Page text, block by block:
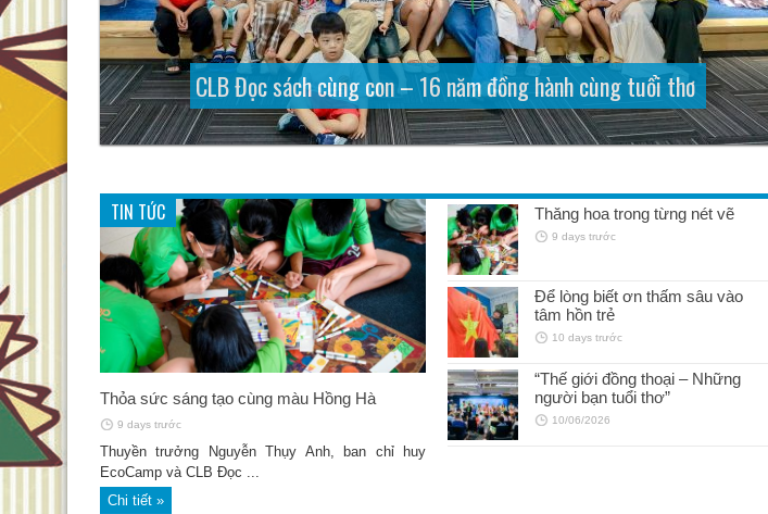
Thỏa sức sáng tạo cùng màu Hồng Hà
Thăng hoa trong từng nét vẽ
Để lòng biết ơn thấm sâu vào tâm hồn trẻ
“Thế giới đồng thoại – Những người bạn tuổi thơ”
CLB Đọc sách cùng con – 16 năm đồng hành cùng tuổi thơ
TIN TỨC
Thỏa sức sáng tạo cùng màu Hồng Hà
9 days trước
Thuyền trưởng Nguyễn Thụy Anh, ban chỉ huy
EcoCamp và CLB Đọc ...
Chi tiết »
Thăng hoa trong từng nét vẽ
9 days trước
Để lòng biết ơn thấm sâu vào
tâm hồn trẻ
10 days trước
“Thế giới đồng thoại – Những
người bạn tuổi thơ”
10/06/2026